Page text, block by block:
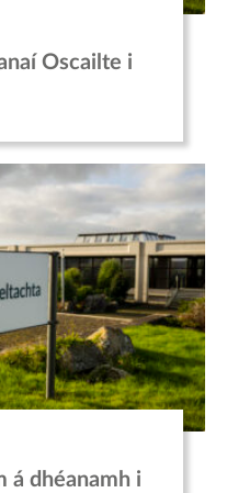
Oscailte i
á dhéanamh i